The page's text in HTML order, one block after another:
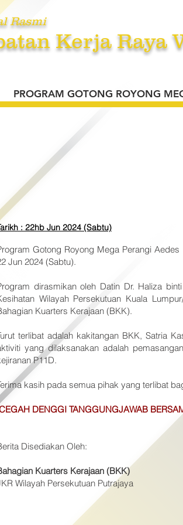
Rasmi
Kerja Raya
PROGRAM GOTONG ROYONG
: 22hb Jun 2024 (Sabtu)
Gotong Royong Mega Perangi
Jun 2024 (Sabtu).
dirasmikan oleh Datin Dr. Haliza
Wilayah Persekutuan Kuala
Kuarters Kerajaan (BKK).
terlibat adalah kakitangan BKK, Satria
yang dilaksanakan adalah
P11D.
kasih pada semua pihak yang terlibat
DENGGI TANGGUNGJAWAB
Disediakan Oleh:
Kuarters Kerajaan (BKK)
Wilayah Persekutuan Putrajaya